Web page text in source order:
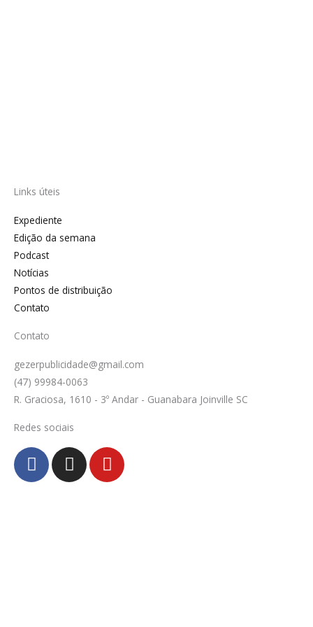
Links úteis
Expediente
Edição da semana
Podcast
Notícias
Pontos de distribuição
Contato
Contato
gezerpublicidade@gmail.com
(47) 99984-0063
R. Graciosa, 1610 - 3º Andar - Guanabara Joinville SC
Redes sociais
F
a
c
I
n
s
Y
o
u